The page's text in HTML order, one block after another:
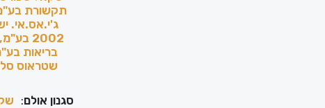
תקשורת
ג'י.אס.אי.
2002
בריאות
שטראוס
סגנון אולם: